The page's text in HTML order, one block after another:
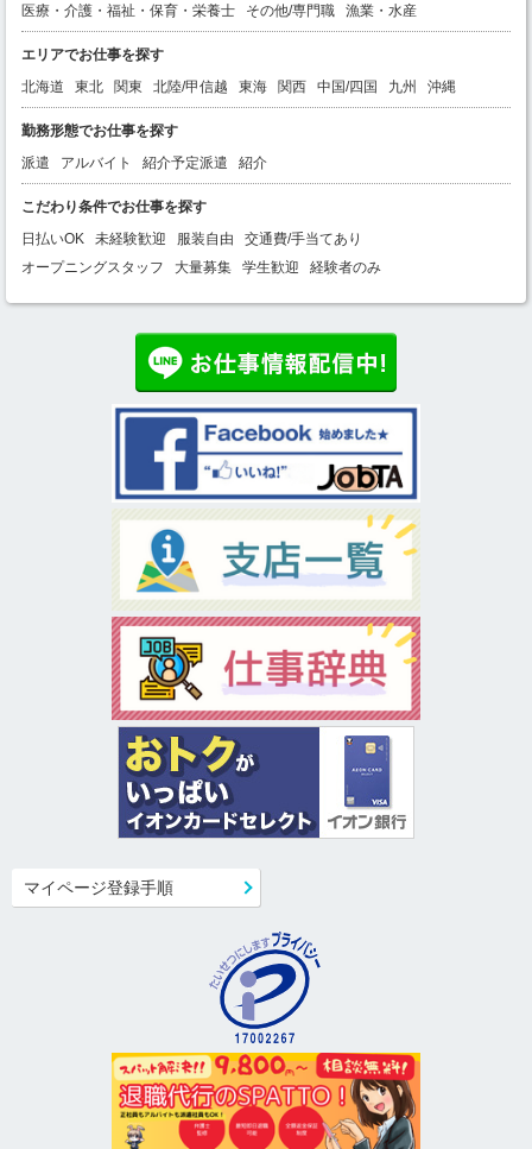
医療・介護・福祉・保育・栄養士
その他/専門職 漁業・水産
エリアでお仕事を探す
北海道
東北 関東 北陸/甲信越 東海 関西 中国/四国 九州 沖縄
勤務形態でお仕事を探す
派遣
アルバイト 紹介予定派遣 紹介
こだわり条件でお仕事を探す
日払いOK
未経験歓迎 服装自由
交通費/手当てあり
オープニングスタッフ
大量募集 学生歓迎 経験者のみ
マイページ登録手順